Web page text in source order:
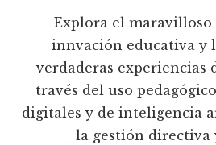
educativas
digitales
inteligencia
artificial.
Explora el
innvación educativa y
verdaderas experiencias
través del uso
digitales y de inteligencia
la gestión directiva